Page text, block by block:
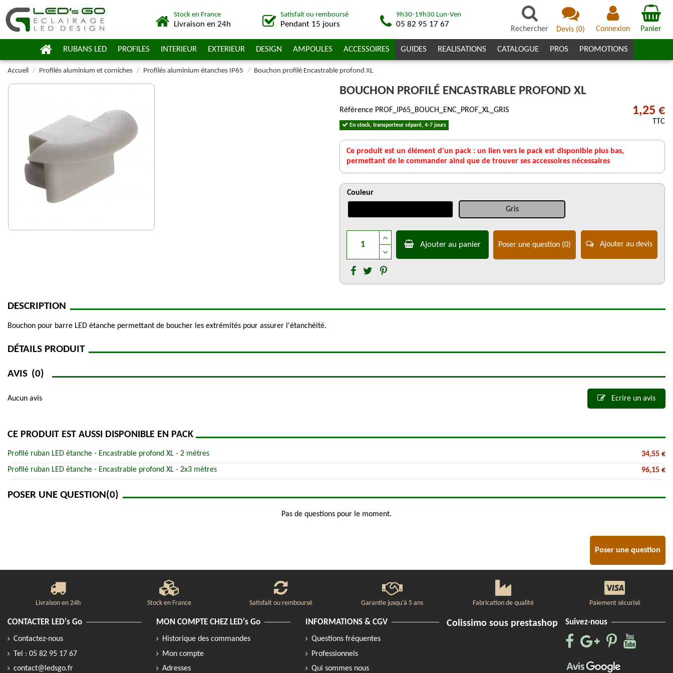
Stock en France
Livraison en 24h
Satisfait ou remboursé
Pendant 15 jours
9h30-19h30 Lun-Ven
05 82 95 17 67
Rechercher Devis (0) Connexion Panier
RUBANS LED PROFILES INTERIEUR EXTERIEUR DESIGN AMPOULES ACCESSOIRES GUIDES REALISATIONS CATALOGUE PROS PROMOTIONS
Accueil Profilés aluminium et corniches Profilés aluminium étanches IP65 Bouchon profilé Encastrable profond XL
BOUCHON PROFILÉ ENCASTRABLE PROFOND XL
Référence PROF_IP65_BOUCH_ENC_PROF_XL_GRIS
En stock, transporteur séparé, 4-7 jours
1,25 €
TTC
Ce produit est un élément d'un pack : un lien vers le pack est disponible plus bas,
permettant de le commander ainsi que de trouver ses accessoires nécessaires
Couleur
Gris
Ajouter au panier Poser une question (0) Ajouter au devis
DESCRIPTION
Bouchon pour barre LED étanche permettant de boucher les extrémités pour assurer l'étanchéité.
DÉTAILS PRODUIT
AVIS (0)
Aucun avis Ecrire un avis
CE PRODUIT EST AUSSI DISPONIBLE EN PACK
Profilé ruban LED étanche - Encastrable profond XL - 2 mètres
34,55 €
Profilé ruban LED étanche - Encastrable profond XL - 2x3 mètres
96,15 €
POSER UNE QUESTION(0)
Pas de questions pour le moment.
Poser une question
Livraison en 24h Stock en France Satisfait ou remboursé Garantie jusqu'à 5 ans Fabrication de qualité Paiement sécurisé
CONTACTER LED's Go
Contactez-nous
Tel : 05 82 95 17 67
contact@ledsgo.fr
MON COMPTE CHEZ LED's Go
Historique des commandes
Mon compte
Adresses
INFORMATIONS & CGV
Questions fréquentes
Professionnels
Qui sommes nous
Colissimo sous prestashop Suivez-nous